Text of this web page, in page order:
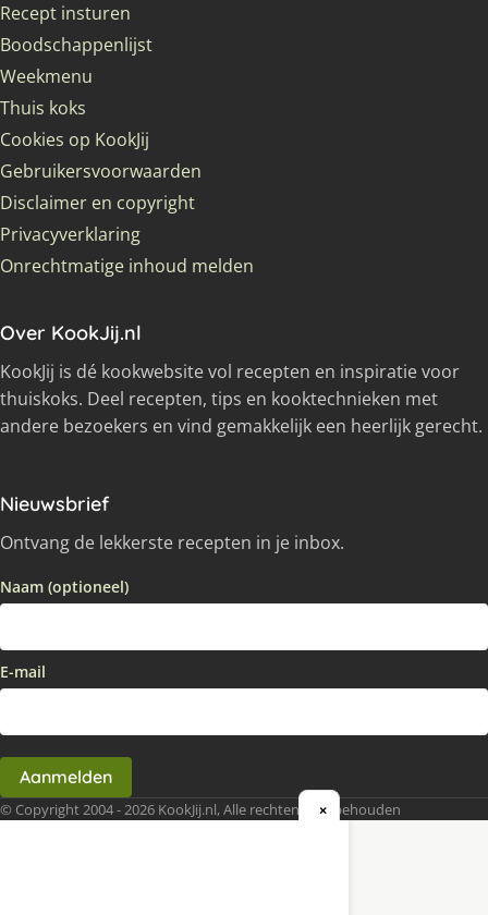
Recept insturen
Boodschappenlijst
Weekmenu
Thuis koks
Cookies op KookJij
Gebruikersvoorwaarden
Disclaimer en copyright
Privacyverklaring
Onrechtmatige inhoud melden
Over KookJij.nl
KookJij is dé kookwebsite vol recepten en inspiratie voor
thuiskoks. Deel recepten, tips en kooktechnieken met
andere bezoekers en vind gemakkelijk een heerlijk gerecht.
Nieuwsbrief
Ontvang de lekkerste recepten in je inbox.
Naam (optioneel)
E-mail
Aanmelden
© Copyright 2004 - 2026 KookJij.nl, Alle rechten voorbehouden
×